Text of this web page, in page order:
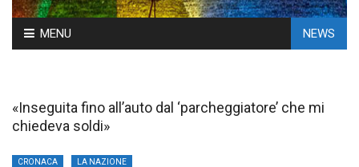
Skip
to
MENU NEWS
«Inseguita fino all’auto dal ‘parcheggiatore’ che mi
chiedeva soldi»
CRONACA LA NAZIONE